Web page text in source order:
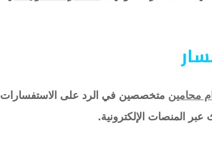
محامين متخصصين في الرد على الاستفسارات
المنصات الإلكترونية.